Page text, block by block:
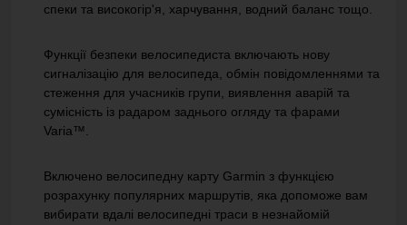
спеки та високогір'я, харчування, водний баланс тощо.
Функції безпеки велосипедиста включають нову
сигналізацію для велосипеда, обмін повідомленнями та
стеження для учасників групи, виявлення аварій та
сумісність із радаром заднього огляду та фарами
Varia™.
Включено велосипедну карту Garmin з функцією
розрахунку популярних маршрутів, яка допоможе вам
вибирати вдалі велосипедні траси в незнайомій